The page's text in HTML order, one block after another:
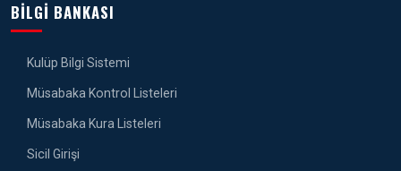
BILGI BANKASI
Kulüp Bilgi Sistemi
Müsabaka Kontrol Listeleri
Müsabaka Kura Listeleri
Sicil Girişi